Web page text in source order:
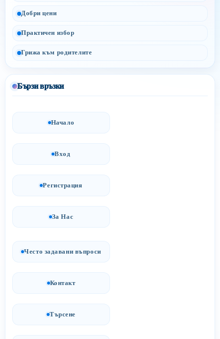
Добри цени
Практичен избор
Грижа към родителите
Бързи връзки
Начало
Вход
Регистрация
За Нас
Често задавани въпроси
Контакт
Търсене